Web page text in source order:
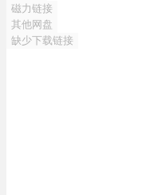
磁力链接
其他网盘
缺少下载链接